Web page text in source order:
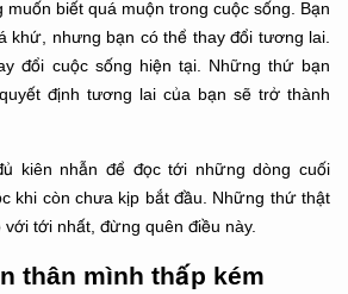
muốn biết quá muộn trong cuộc sống. Bạn
khứ, nhưng bạn có thể thay đổi tương lai.
đổi cuộc sống hiện tại. Những thứ bạn
định tương lai của bạn sẽ trở thành
kiên nhẫn để đọc tới những dòng cuối
khi còn chưa kịp bắt đầu. Những thứ thật
tới nhất, đừng quên điều này.
thân mình thấp kém